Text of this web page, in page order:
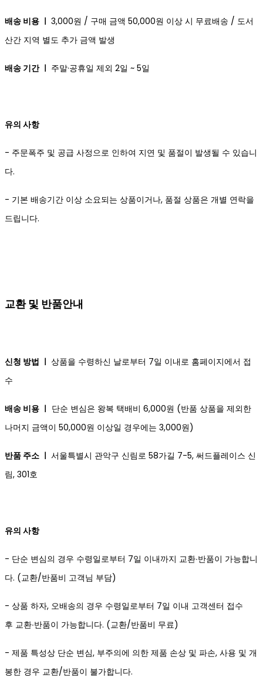
배송 비용 ㅣ 3,000원 / 구매 금액 50,000원 이상 시 무료배송 / 도서
산간 지역 별도 추가 금액 발생
배송 기간 ㅣ 주말·공휴일 제외 2일 ~ 5일
유의 사항
- 주문폭주 및 공급 사정으로 인하여 지연 및 품절이 발생될 수 있습니
다.
- 기본 배송기간 이상 소요되는 상품이거나, 품절 상품은 개별 연락을
드립니다.
교환 및 반품안내
신청 방법 ㅣ 상품을 수령하신 날로부터 7일 이내로 홈페이지에서 접
수
배송 비용 ㅣ 단순 변심은 왕복 택배비 6,000원 (반품 상품을 제외한
나머지 금액이 50,000원 이상일 경우에는 3,000원)
반품 주소 ㅣ 서울특별시 관악구 신림로 58가길 7-5, 써드플레이스 신
림, 301호
유의 사항
- 단순 변심의 경우 수령일로부터 7일 이내까지 교환∙반품이 가능합니
다. (교환/반품비 고객님 부담)
- 상품 하자, 오배송의 경우 수령일로부터 7일 이내 고객센터 접수
후 교환∙반품이 가능합니다. (교환/반품비 무료)
- 제품 특성상 단순 변심, 부주의에 의한 제품 손상 및 파손, 사용 및 개
봉한 경우 교환/반품이 불가합니다.